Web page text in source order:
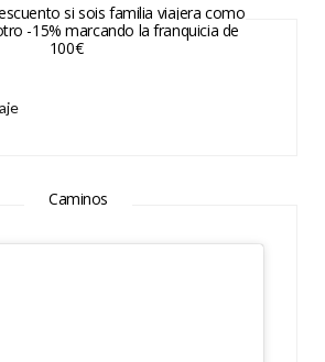
si sois familia viajera como
-15% marcando la franquicia de
100€
Caminos